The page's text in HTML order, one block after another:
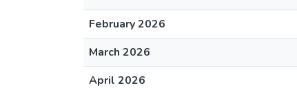
February 2026
March 2026
April 2026